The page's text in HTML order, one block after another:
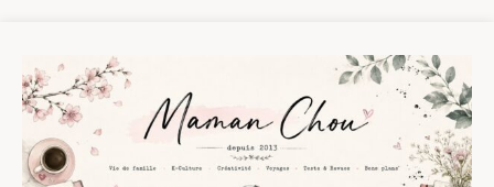
contenu